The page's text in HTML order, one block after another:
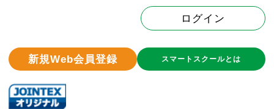
ログイン
新規Web会員登録 スマートスクールとは